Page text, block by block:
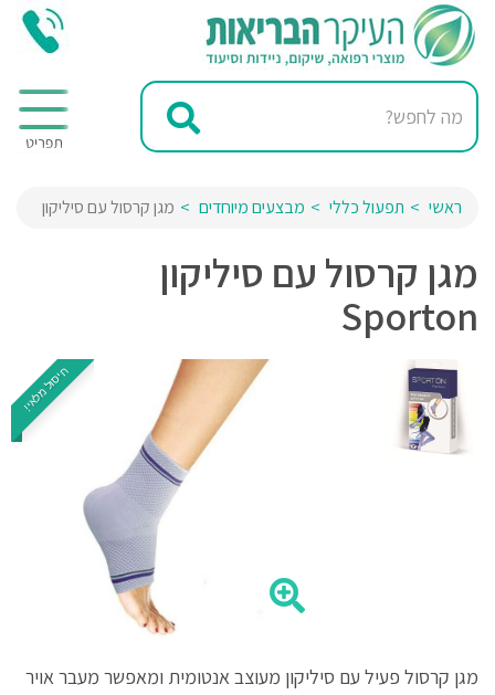
ראשי תפעול כללי מבצעים מיוחדים מגן קרסול עם סיליקון
מגן קרסול עם סיליקון
Sporton
חיסול מלאי!
מגן קרסול פעיל עם סיליקון מעוצב אנטומית ומאפשר מעבר אויר